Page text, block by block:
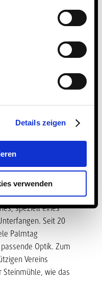
Details zeigen
verwenden
zum
gar eine Eingabe in
speziell eines
Seit 20
Palmtag
Optik. Zum
Vereins
Steinmühle, wie das